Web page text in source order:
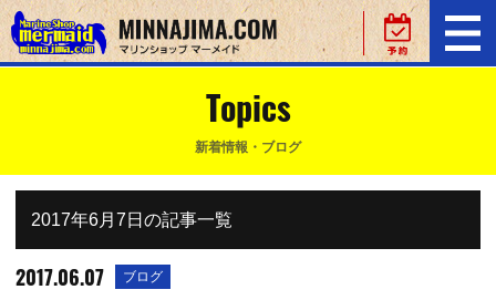
Topics
新着情報・ブログ
2017年6月7日の記事一覧
2017.06.07 ブログ